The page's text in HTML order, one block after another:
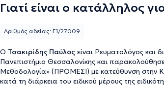
Γιατί είναι ο κατάλληλος
Ο Τσακιρίδης Παύλος είναι Ρευματολόγος και
Πανεπιστήμιο Θεσσαλονίκης και
Μεθοδολογία» (ΠΡΟΜΕΣΙ) με κατεύθυνση στην
κατά τη διάρκεια του ειδικού μέρους της
Αριθμός αδείας: Γ1/27009